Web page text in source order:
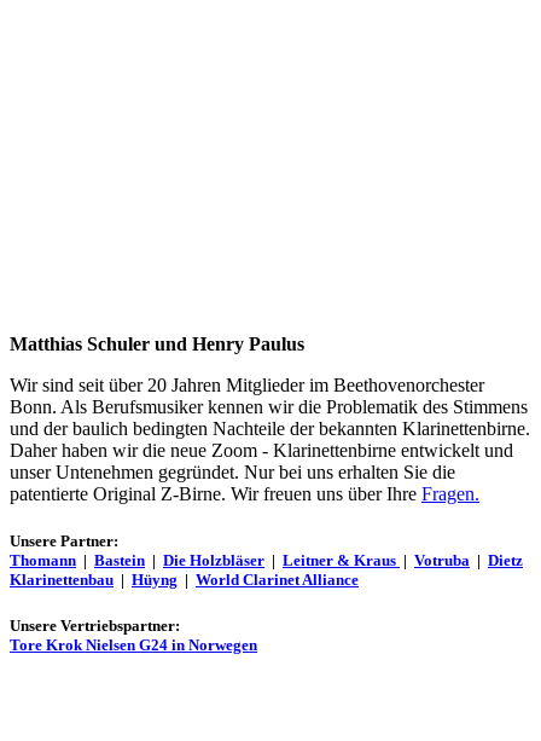
Matthias Schuler und Henry Paulus
Wir sind seit über 20 Jahren Mitglieder im Beethovenorchester
Bonn. Als Berufsmusiker kennen wir die Problematik des Stimmens
und der baulich bedingten Nachteile der bekannten Klarinettenbirne.
Daher haben wir die neue Zoom - Klarinettenbirne entwickelt und
unser Untenehmen gegründet. Nur bei uns erhalten Sie die
patentierte Original Z-Birne. Wir freuen uns über Ihre Fragen.
Unsere Partner:
Thomann | Bastein | Die Holzbläser | Leitner & Kraus | Votruba | Dietz
Klarinettenbau | Hüyng | World Clarinet Alliance
Unsere Vertriebspartner:
Tore Krok Nielsen G24 in Norwegen